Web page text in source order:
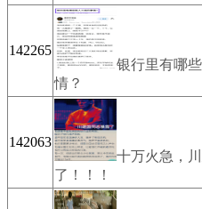
142265
银行里有哪
情？
142063
十万火急，
了！！！